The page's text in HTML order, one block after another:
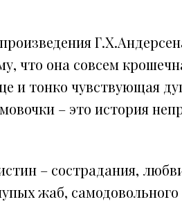
что она совсем
и тонко чувствующая
– это история
– сострадания,
жаб,